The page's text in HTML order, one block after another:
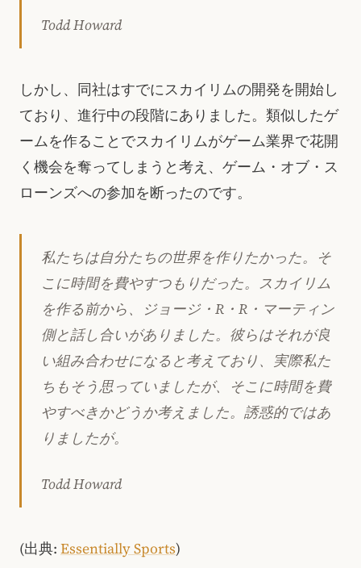
Todd Howard
しかし、同社はすでにスカイリムの開発を開始し
ており、進行中の段階にありました。類似したゲ
ームを作ることでスカイリムがゲーム業界で花開
く機会を奪ってしまうと考え、ゲーム・オブ・ス
ローンズへの参加を断ったのです。
私たちは自分たちの世界を作りたかった。そ
こに時間を費やすつもりだった。スカイリム
を作る前から、ジョージ・R・R・マーティン
側と話し合いがありました。彼らはそれが良
い組み合わせになると考えており、実際私た
ちもそう思っていましたが、そこに時間を費
やすべきかどうか考えました。誘惑的ではあ
りましたが。
Todd Howard
(出典: Essentially Sports)